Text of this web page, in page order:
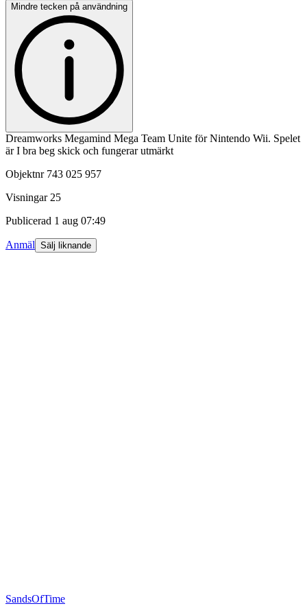
Mindre tecken på användning
Dreamworks Megamind Mega Team Unite för Nintendo Wii. Spelet
är I bra beg skick och fungerar utmärkt
Objektnr 743 025 957
Visningar 25
Publicerad 1 aug 07:49
Anmäl Sälj liknande
SandsOfTime